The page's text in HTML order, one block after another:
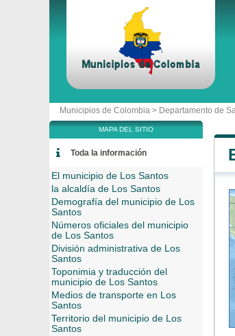
Municipios de Colombia > Departamento de
MAPA DEL SITIO
Toda la información
El municipio de Los Santos
la alcaldía de Los Santos
Demografía del municipio de Los
Santos
Números oficiales del municipio
de Los Santos
División administrativa de Los
Santos
Toponimia y traducción del
municipio de Los Santos
Medios de transporte en Los
Santos
Territorio del municipio de Los
Santos